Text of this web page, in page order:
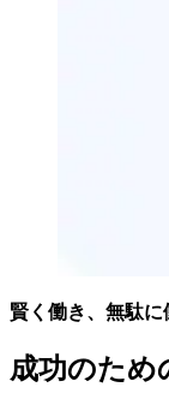
賢く働き、無駄に
成功のため